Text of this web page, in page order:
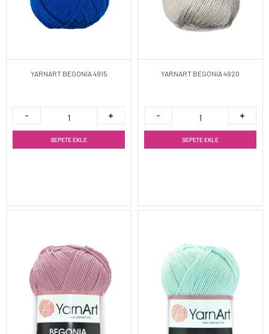
YARNART BEGONIA 4915
SEPETE EKLE
YARNART BEGONIA 4920
SEPETE EKLE